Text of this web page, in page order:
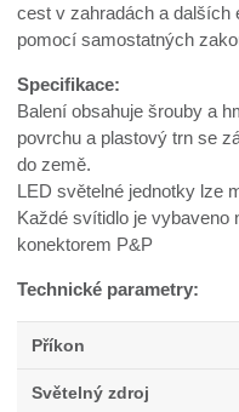
cest v zahradách a dalších
pomocí samostatných
Specifikace:
Balení obsahuje šrouby a
povrchu a plastový trn se
do země.
LED světelné jednotky lze
Každé svítidlo je vybaveno
konektorem P&P
Technické parametry:
Příkon
Světelný zdroj